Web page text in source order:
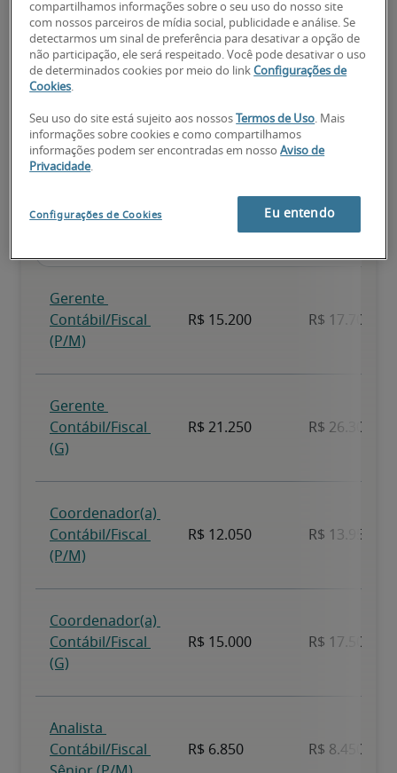
Salários para cargos
relacionados
compartilhamos informações sobre o seu uso do nosso site
com nossos parceiros de mídia social, publicidade e análise. Se
detectarmos um sinal de preferência para desativar a opção de
não participação, ele será respeitado. Você pode desativar o uso
de determinados cookies por meio do linkConfigurações de
Cookies
Seu uso do site está sujeito aos nossos Termos de Uso . Mais
informações sobre cookies e como compartilhamos
informações podem ser encontradas em nossoAviso de
Privacidade.
Configurações de Cookies Eu entendo